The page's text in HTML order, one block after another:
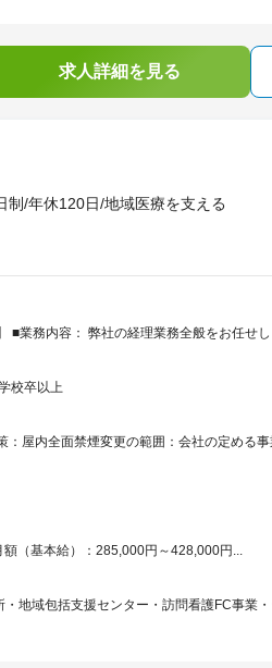
求人詳細を見る
制/年休120日/地域医療を支える
■業務内容： 弊社の経理業務全般をお任せし
校卒以上
：屋内全面禁煙変更の範囲：会社の定める
（基本給）：285,000円～428,000円...
地域包括支援センター・訪問看護FC事業